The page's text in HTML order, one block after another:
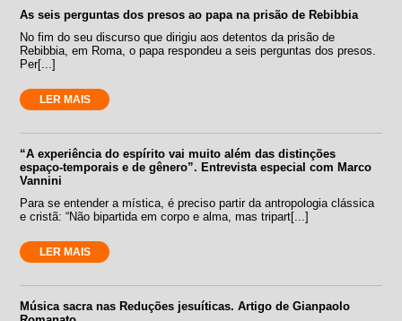
As seis perguntas dos presos ao papa na prisão de Rebibbia
No fim do seu discurso que dirigiu aos detentos da prisão de
Rebibbia, em Roma, o papa respondeu a seis perguntas dos presos.
Per[...]
LER MAIS
“A experiência do espírito vai muito além das distinções
espaço-temporais e de gênero”. Entrevista especial com Marco
Vannini
Para se entender a mística, é preciso partir da antropologia clássica
e cristã: “Não bipartida em corpo e alma, mas tripart[...]
LER MAIS
Música sacra nas Reduções jesuíticas. Artigo de Gianpaolo